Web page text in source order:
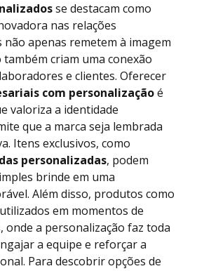
se destacam como
nas relações
apenas remetem à imagem
criam uma conexão
e clientes. Oferecer
com personalizaçãoé
valoriza a identidade
que a marca seja lembrada
Itens exclusivos, como
personalizadas, podem
brinde em uma
Além disso, produtos como
em momentos de
onde a personalização faz toda
a equipe e reforçar a
Para descobrir opções de